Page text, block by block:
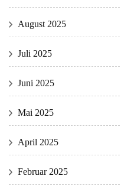
August 2025
Juli 2025
Juni 2025
Mai 2025
April 2025
Februar 2025